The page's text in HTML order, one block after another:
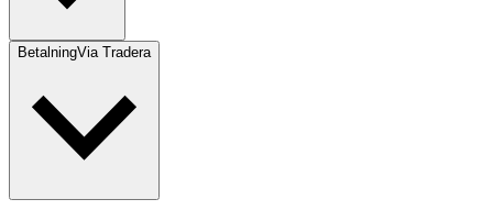
BetalningVia Tradera